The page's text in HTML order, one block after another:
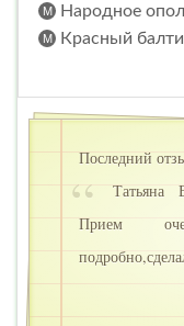
Народное
Красный
Последний
Татьяна
Прием